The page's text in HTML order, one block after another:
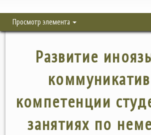
Просмотр элемента
Развитие
компетенции
занятиях по